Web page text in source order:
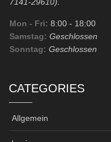
Mon - Fri: 8:00 - 18:00
Samstag: Geschlossen
Sonntag: Geschlossen
CATEGORIES
Allgemein